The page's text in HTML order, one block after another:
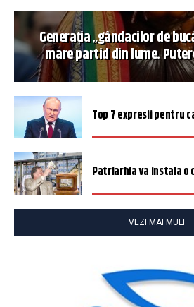
Generația „gândacilor de
mare partid din lume.
Top 7 expresii pentru
Patriarhia va instala o
VEZI MAI MULT